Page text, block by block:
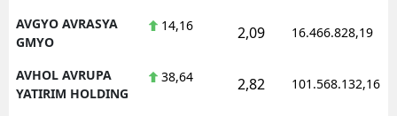
AVGYO AVRASYA
GMYO
14,16 2,09 16.466.828,19
AVHOL AVRUPA
YATIRIM HOLDING
38,64 2,82 101.568.132,16